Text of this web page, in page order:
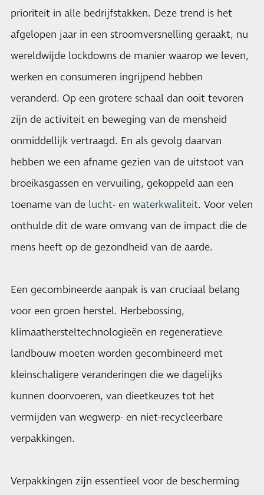
prioriteit in alle bedrijfstakken. Deze trend is het
afgelopen jaar in een stroomversnelling geraakt, nu
wereldwijde lockdowns de manier waarop we leven,
werken en consumeren ingrijpend hebben
veranderd. Op een grotere schaal dan ooit tevoren
zijn de activiteit en beweging van de mensheid
onmiddellijk vertraagd. En als gevolg daarvan
hebben we een afname gezien van de uitstoot van
broeikasgassen en vervuiling, gekoppeld aan een
toename van de lucht- en waterkwaliteit. Voor velen
onthulde dit de ware omvang van de impact die de
mens heeft op de gezondheid van de aarde.
Een gecombineerde aanpak is van cruciaal belang
voor een groen herstel. Herbebossing,
klimaathersteltechnologieën en regeneratieve
landbouw moeten worden gecombineerd met
kleinschaligere veranderingen die we dagelijks
kunnen doorvoeren, van dieetkeuzes tot het
vermijden van wegwerp- en niet-recycleerbare
verpakkingen.
Verpakkingen zijn essentieel voor de bescherming